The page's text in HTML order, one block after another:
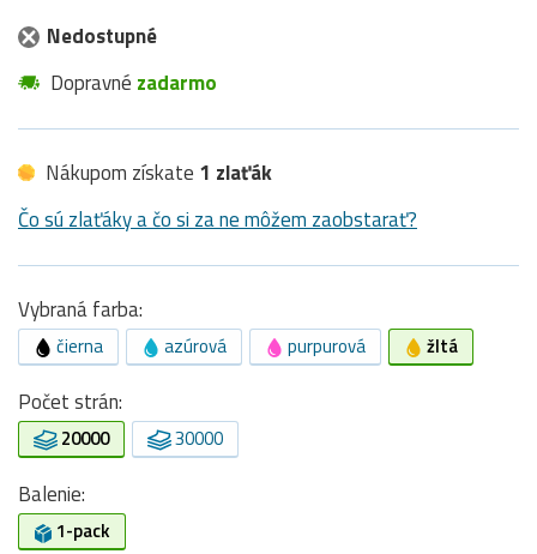
Nedostupné
Dopravné zadarmo
Nákupom získate 1 zlaťák
Čo sú zlaťáky a čo si za ne môžem zaobstarať?
Vybraná farba:
čierna azúrová purpurová žltá
Počet strán:
20000 30000
Balenie:
1-pack